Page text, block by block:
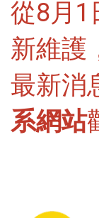
從8月1
新維護
最新消
系網站